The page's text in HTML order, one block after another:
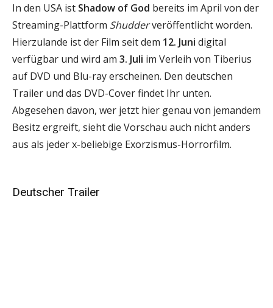
In den USA ist Shadow of God bereits im April von der
Streaming-Plattform Shudderveröffentlicht worden.
Hierzulande ist der Film seit dem 12. Juni digital
verfügbar und wird am 3. Juli im Verleih von Tiberius
auf DVD und Blu-ray erscheinen. Den deutschen
Trailer und das DVD-Cover findet Ihr unten.
Abgesehen davon, wer jetzt hier genau von jemandem
Besitz ergreift, sieht die Vorschau auch nicht anders
aus als jeder x-beliebige Exorzismus-Horrorfilm.
Deutscher Trailer